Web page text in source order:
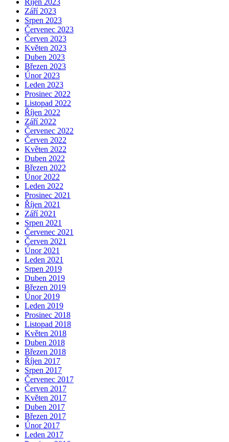
Říjen 2023
Září 2023
Srpen 2023
Červenec 2023
Červen 2023
Květen 2023
Duben 2023
Březen 2023
Únor 2023
Leden 2023
Prosinec 2022
Listopad 2022
Říjen 2022
Září 2022
Červenec 2022
Červen 2022
Květen 2022
Duben 2022
Březen 2022
Únor 2022
Leden 2022
Prosinec 2021
Říjen 2021
Září 2021
Srpen 2021
Červenec 2021
Červen 2021
Únor 2021
Leden 2021
Srpen 2019
Duben 2019
Březen 2019
Únor 2019
Leden 2019
Prosinec 2018
Listopad 2018
Květen 2018
Duben 2018
Březen 2018
Říjen 2017
Srpen 2017
Červenec 2017
Červen 2017
Květen 2017
Duben 2017
Březen 2017
Únor 2017
Leden 2017